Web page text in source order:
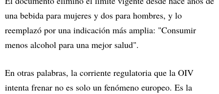
una bebida para mujeres y dos para hombres, y lo
reemplazó por una indicación más amplia: "Consumir
menos alcohol para una mejor salud".
En otras palabras, la corriente regulatoria que la OIV
intenta frenar no es solo un fenómeno europeo. Es la